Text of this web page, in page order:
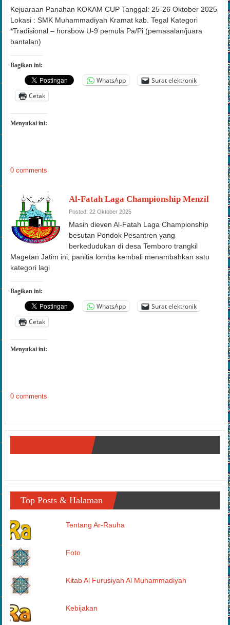
Kejuaraan Panahan KOKAM CUP Tanggal: 25-26 Oktober 2025
Lokasi : SMK Muhammadiyah Kramat kab. Tegal Kategori
*Tradisional – horsbow U-9 pemula Pa/Pi (pemasalan/juara
bantalan)
Bagikan ini:
WhatsApp
Surat elektronik
Cetak
Menyukai ini:
0 comments
Al-Fatah Laga Championship Menzil
Posted: 22 Oktober 2025
Masih dieven Al-Fatah Laga Championship
besutan Pondok Pesantren yang
berkedudukan di desa Temboro trangkil
Magetan Jatim ini, panitia lomba kembali menambahkan satu
kategori lagi
Bagikan ini:
WhatsApp
Surat elektronik
Cetak
Menyukai ini:
0 comments
Top Posts & Halaman
Tentang Ar-Rauha
Foto
Kitab Al Furusiyah Al Muhammadiyah
Kebijakan